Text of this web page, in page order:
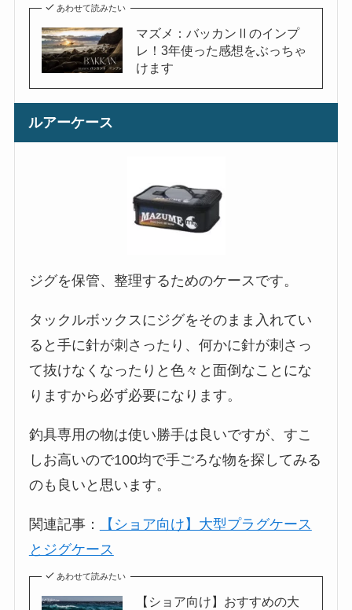
あわせて読みたい
マズメ：バッカンⅡのインプ
レ！3年使った感想をぶっちゃ
けます
ルアーケース
ジグを保管、整理するためのケースです。
タックルボックスにジグをそのまま入れてい
ると手に針が刺さったり、何かに針が刺さっ
て抜けなくなったりと色々と面倒なことにな
りますから必ず必要になります。
釣具専用の物は使い勝手は良いですが、すこ
しお高いので100均で手ごろな物を探してみる
のも良いと思います。
関連記事：
【ショア向け】大型プラグケース
とジグケース
あわせて読みたい
【ショア向け】おすすめの大